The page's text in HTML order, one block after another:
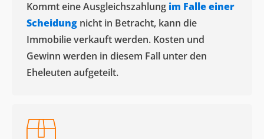
Kommt eine Ausgleichszahlung im Falle einer
Scheidung nicht in Betracht, kann die
Immobilie verkauft werden. Kosten und
Gewinn werden in diesem Fall unter den
Eheleuten aufgeteilt.​